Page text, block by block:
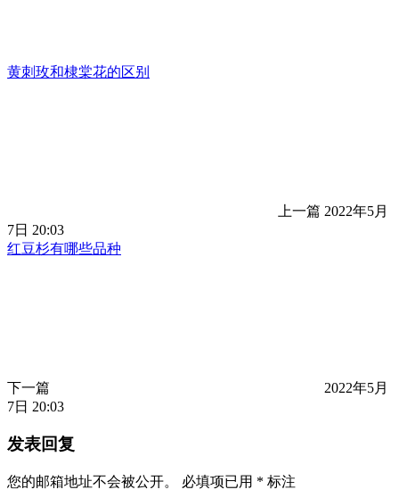
黄刺玫和棣棠花的区别
上一篇 2022年5月
7日 20:03
红豆杉有哪些品种
下一篇
2022年5月
7日 20:03
发表回复
您的邮箱地址不会被公开。 必填项已用 * 标注